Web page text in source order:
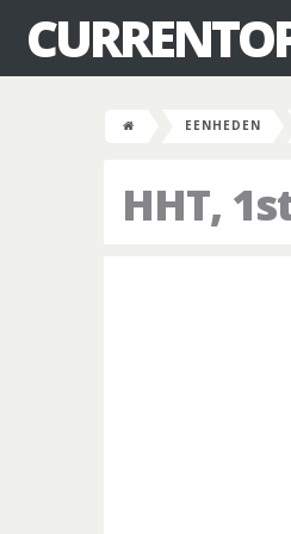
EENHEDEN
HHT,